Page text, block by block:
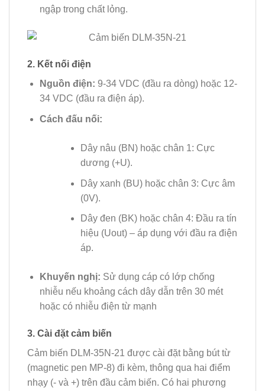
ngập trong chất lỏng.
2. Kết nối điện
Nguồn điện: 9-34 VDC (đầu ra dòng) hoặc 12-
34 VDC (đầu ra điện áp).
Cách đấu nối:
Dây nâu (BN) hoặc chân 1: Cực
dương (+U).
Dây xanh (BU) hoặc chân 3: Cực âm
(0V).
Dây đen (BK) hoặc chân 4: Đầu ra tín
hiệu (Uout) – áp dụng với đầu ra điện
áp.
Khuyến nghị: Sử dụng cáp có lớp chống
nhiễu nếu khoảng cách dây dẫn trên 30 mét
hoặc có nhiễu điện từ mạnh
3. Cài đặt cảm biến
Cảm biến DLM-35N-21 được cài đặt bằng bút từ
(magnetic pen MP-8) đi kèm, thông qua hai điểm
nhạy (- và +) trên đầu cảm biến. Có hai phương